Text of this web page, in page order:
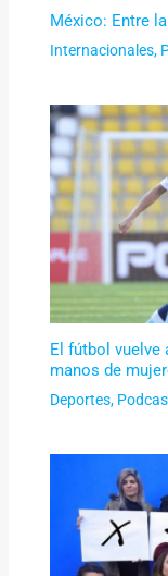
México: Entre
Internacionales,
El fútbol vuelve
manos de
Deportes,